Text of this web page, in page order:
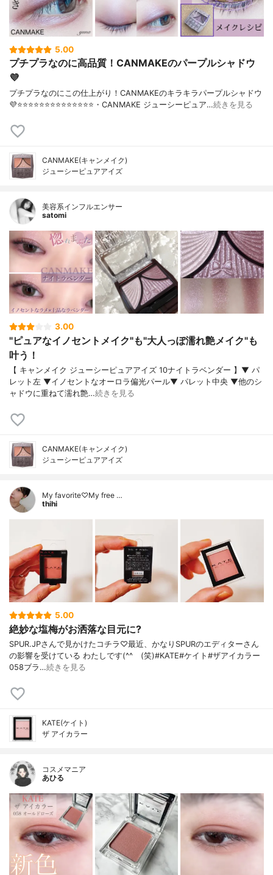
5.00
プチプラなのに高品質！CANMAKEのパープルシャドウ
💜
プチプラなのにこの仕上がり！CANMAKEのキラキラパープルシャドウ
💜⭐️⭐️⭐️⭐️⭐️⭐️⭐️⭐️⭐️⭐️⭐️⭐️⭐️⭐️・CANMAKE ジューシーピュア…続きを見る
CANMAKE(キャンメイク)
ジューシーピュアアイズ
美容系インフルエンサー
satomi
3.00
"ピュアなイノセントメイク"も"大人っぽ濡れ艶メイク"も
叶う！
【 キャンメイク ジューシーピュアアイズ 10ナイトラベンダー 】▼ パ
レット左 ▼イノセントなオーロラ偏光パール▼ パレット中央 ▼他のシ
ャドウに重ねて濡れ艶…続きを見る
CANMAKE(キャンメイク)
ジューシーピュアアイズ
My favorite♡My free …
thihi
5.00
絶妙な塩梅がお洒落な目元に?
SPUR.JPさんで見かけたコチラ♡最近、かなりSPURのエディターさん
の影響を受けている わたしです(^^ゞ(笑)#KATE#ケイト#ザアイカラー
058ブラ…続きを見る
KATE(ケイト)
ザ アイカラー
コスメマニア
あひる